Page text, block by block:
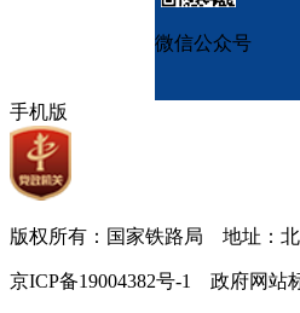
微信公众号
手机版
版权所有：国家铁路局 地址：
京ICP备19004382号-1 政府网站